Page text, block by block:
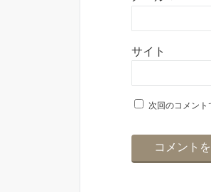
サイト
次回のコメント